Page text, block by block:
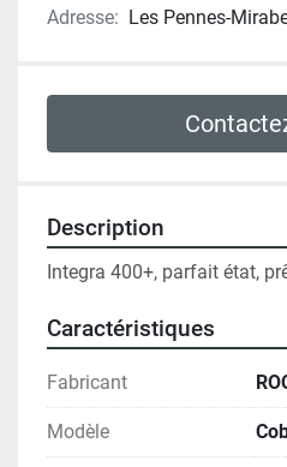
Adresse: Les Pennes-
Description
Integra 400+, parfait état,
Caractéristiques
Fabricant
Modèle